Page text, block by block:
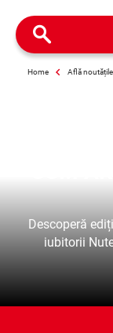
Home Află noutățile
Descoperă
iubitorii